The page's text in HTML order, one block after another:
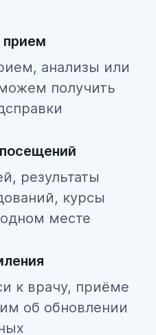
прием
анализы или
получить
результаты
курсы
месте
к врачу, приёме
об обновлении